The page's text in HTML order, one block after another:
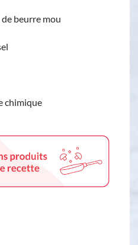
de beurre mou
chimique